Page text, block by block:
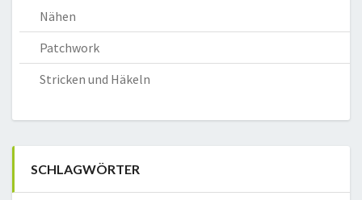
Nähen
Patchwork
Stricken und Häkeln
SCHLAGWÖRTER